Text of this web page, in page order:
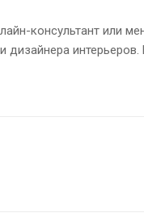
консультант или
дизайнера